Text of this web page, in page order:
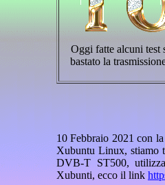
Oggi fatte alcuni test
bastato la
10 Febbraio 2021 con
Xubuntu Linux, stiamo
DVB-T ST500,
Xubunti, ecco il link